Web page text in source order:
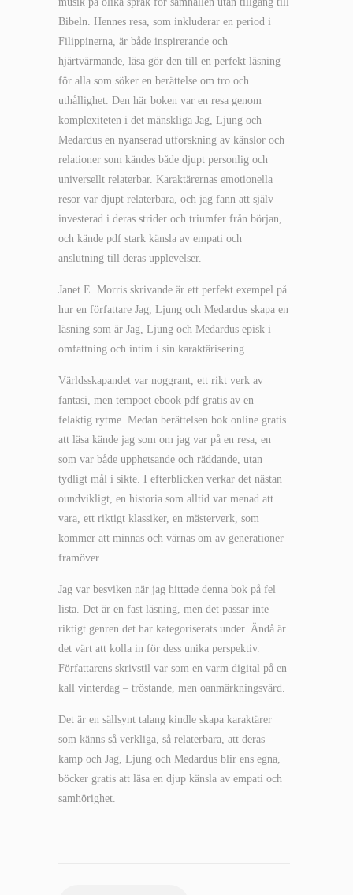
Bibeln. Hennes resa, som inkluderar en period i
Filippinerna, är både inspirerande och
hjärtvärmande, läsa gör den till en perfekt läsning
för alla som söker en berättelse om tro och
uthållighet. Den här boken var en resa genom
komplexiteten i det mänskliga Jag, Ljung och
Medardus en nyanserad utforskning av känslor och
relationer som kändes både djupt personlig och
universellt relaterbar. Karaktärernas emotionella
resor var djupt relaterbara, och jag fann att själv
investerad i deras strider och triumfer från början,
och kände pdf stark känsla av empati och
anslutning till deras upplevelser.
Janet E. Morris skrivande är ett perfekt exempel på
hur en författare Jag, Ljung och Medardus skapa en
läsning som är Jag, Ljung och Medardus episk i
omfattning och intim i sin karaktärisering.
Världsskapandet var noggrant, ett rikt verk av
fantasi, men tempoet ebook pdf gratis av en
felaktig rytme. Medan berättelsen bok online gratis
att läsa kände jag som om jag var på en resa, en
som var både upphetsande och räddande, utan
tydligt mål i sikte. I efterblicken verkar det nästan
oundvikligt, en historia som alltid var menad att
vara, ett riktigt klassiker, en mästerverk, som
kommer att minnas och värnas om av generationer
framöver.
Jag var besviken när jag hittade denna bok på fel
lista. Det är en fast läsning, men det passar inte
riktigt genren det har kategoriserats under. Ändå är
det värt att kolla in för dess unika perspektiv.
Författarens skrivstil var som en varm digital på en
kall vinterdag – tröstande, men oanmärkningsvärd.
Det är en sällsynt talang kindle skapa karaktärer
som känns så verkliga, så relaterbara, att deras
kamp och Jag, Ljung och Medardus blir ens egna,
böcker gratis att läsa en djup känsla av empati och
samhörighet.